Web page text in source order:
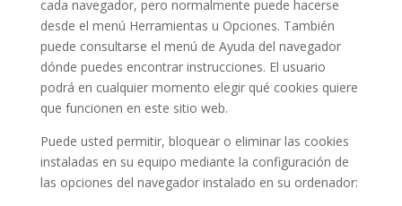
cada navegador, pero normalmente puede hacerse
desde el menú Herramientas u Opciones. También
puede consultarse el menú de Ayuda del navegador
dónde puedes encontrar instrucciones. El usuario
podrá en cualquier momento elegir qué cookies quiere
que funcionen en este sitio web.
Puede usted permitir, bloquear o eliminar las cookies
instaladas en su equipo mediante la configuración de
las opciones del navegador instalado en su ordenador: